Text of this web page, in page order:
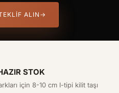
ALIN→
STOK
için 8-10 cm I-tipi kilit taşı